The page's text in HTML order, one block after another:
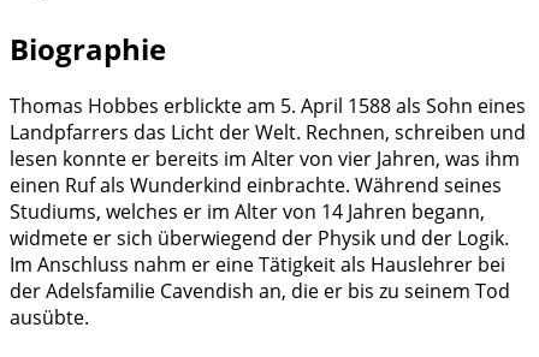
Biographie
Thomas Hobbes erblickte am 5. April 1588 als Sohn eines
Landpfarrers das Licht der Welt. Rechnen, schreiben und
lesen konnte er bereits im Alter von vier Jahren, was ihm
einen Ruf als Wunderkind einbrachte. Während seines
Studiums, welches er im Alter von 14 Jahren begann,
widmete er sich überwiegend der Physik und der Logik.
Im Anschluss nahm er eine Tätigkeit als Hauslehrer bei
der Adelsfamilie Cavendish an, die er bis zu seinem Tod
ausübte.